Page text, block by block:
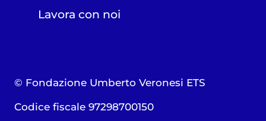
Lavora con noi
© Fondazione Umberto Veronesi ETS
Codice fiscale 97298700150